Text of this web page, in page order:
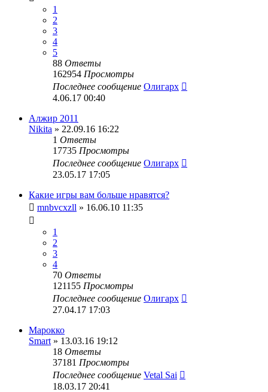
1
2
3
4
5
88 Ответы
162954 Просмотры
Последнее сообщение Олигарх
4.06.17 00:40
Алжир 2011
Nikita » 22.09.16 16:22
1 Ответы
17735 Просмотры
Последнее сообщение Олигарх
23.05.17 17:05
Какие игры вам больше нравятся?
mnbvcxzll » 16.06.10 11:35
1
2
3
4
70 Ответы
121155 Просмотры
Последнее сообщение Олигарх
27.04.17 17:03
Марокко
Smart » 13.03.16 19:12
18 Ответы
37181 Просмотры
Последнее сообщение Vetal Sai
18.03.17 20:41